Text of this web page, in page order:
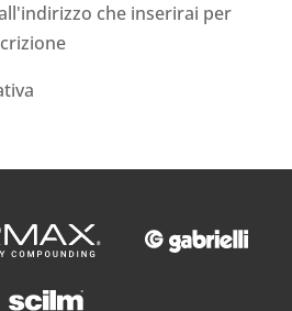
che inserirai per